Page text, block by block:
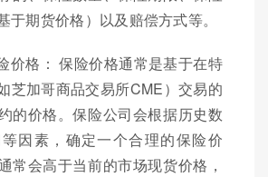
于期货价格）以及赔偿方式等。
价格： 保险价格通常是基于在特
芝加哥商品交易所CME）交易的
的价格。保险公司会根据历史数
因素，确定一个合理的保险价
常会高于当前的市场现货价格，